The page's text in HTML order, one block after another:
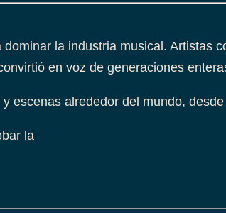
la industria musical. Artistas
en voz de generaciones
escenas alrededor del mundo,
la